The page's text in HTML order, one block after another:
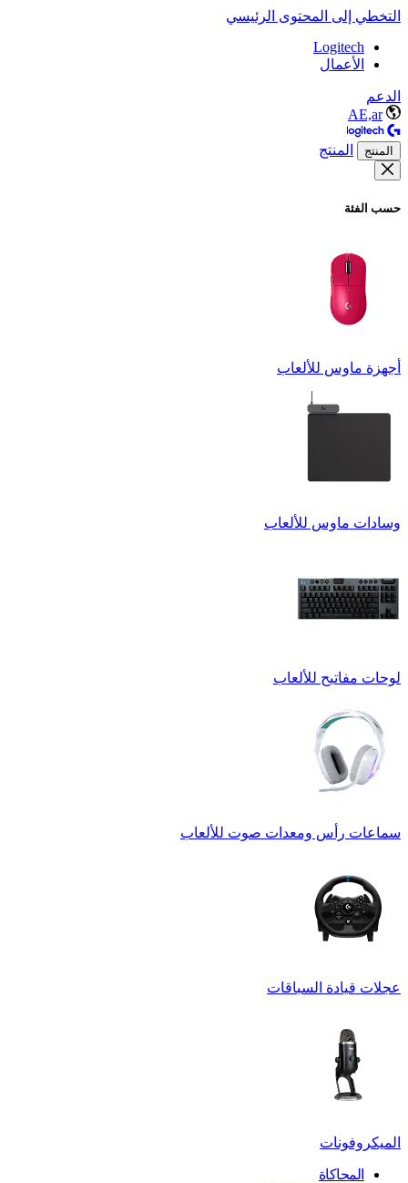
التخطي إلى المحتوى الرئيسي
Logitech
الأعمال
الدعم
AE,ar
المنتج المنتج
حسب الفئة
أجهزة ماوس للألعاب
وسادات ماوس للألعاب
لوحات مفاتيح للألعاب
سماعات رأس ومعدات صوت للألعاب
عجلات قيادة السباقات
الميكروفونات
المحاكاة